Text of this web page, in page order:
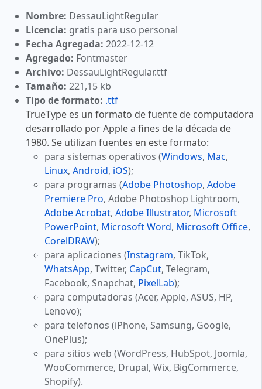
Nombre: DessauLightRegular
Licencia: gratis para uso personal
Fecha Agregada: 2022-12-12
Agregado: Fontmaster
Archivo: DessauLightRegular.ttf
Tamaño: 221,15 kb
Tipo de formato: .ttf
TrueType es un formato de fuente de computadora
desarrollado por Apple a fines de la década de
1980. Se utilizan fuentes en este formato:
para sistemas operativos (Windows, Mac,
Linux, Android, iOS);
para programas (Adobe Photoshop, Adobe
Premiere Pro, Adobe Photoshop Lightroom,
Adobe Acrobat, Adobe Illustrator, Microsoft
PowerPoint, Microsoft Word, Microsoft Office,
CorelDRAW);
para aplicaciones (Instagram, TikTok,
WhatsApp, Twitter, CapCut, Telegram,
Facebook, Snapchat, PixelLab);
para computadoras (Acer, Apple, ASUS, HP,
Lenovo);
para telefonos (iPhone, Samsung, Google,
OnePlus);
para sitios web (WordPress, HubSpot, Joomla,
WooCommerce, Drupal, Wix, BigCommerce,
Shopify).